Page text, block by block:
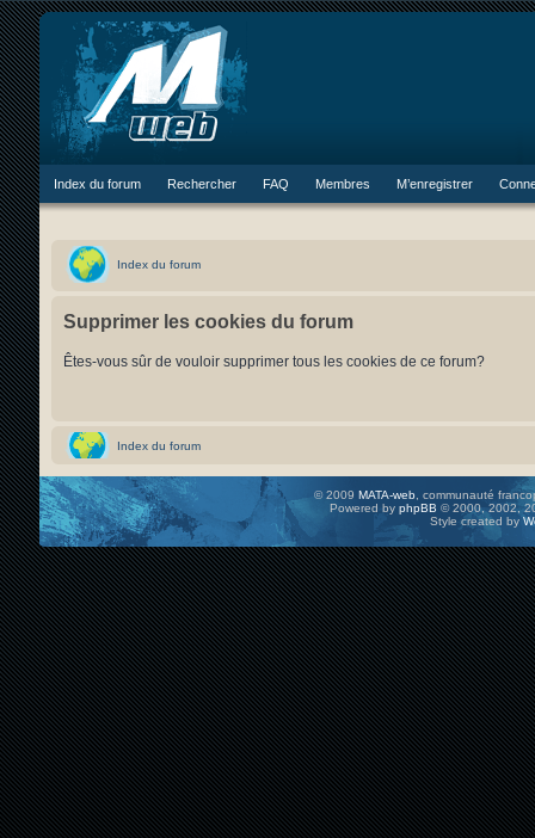
Index du forum Rechercher FAQ Membres M’enregistrer
Index du forum
Supprimer les cookies du forum
Êtes-vous sûr de vouloir supprimer tous les cookies de ce forum?
Index du forum
© 2009 MATA-web , communauté
Powered by phpBB © 2000, 2002,
Style created by